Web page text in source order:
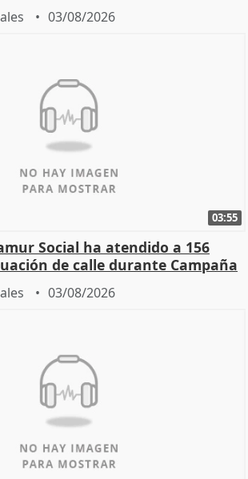
03/08/2026
03:55
Social ha atendido a 156
de calle durante Campaña
03/08/2026